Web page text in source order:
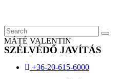
content
MÁTÉ VALENTIN
SZÉLVÉDŐ JAVÍTÁS
+36-20-615-6000